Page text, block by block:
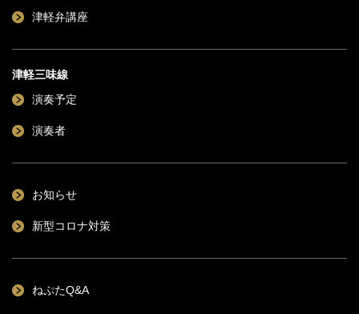
津軽弁講座
津軽三味線
演奏予定
演奏者
お知らせ
新型コロナ対策
ねぷたQ&A